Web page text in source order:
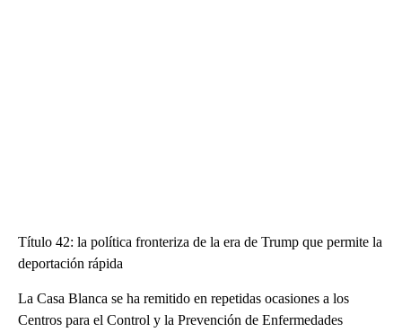
Título 42: la política fronteriza de la era de Trump que permite la
deportación rápida
La Casa Blanca se ha remitido en repetidas ocasiones a los
Centros para el Control y la Prevención de Enfermedades